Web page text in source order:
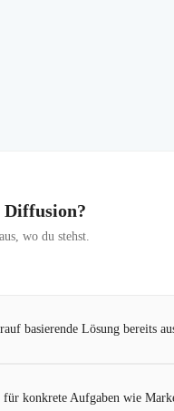
wo du stehst.
basierende Lösung bereits
konkrete Aufgaben wie